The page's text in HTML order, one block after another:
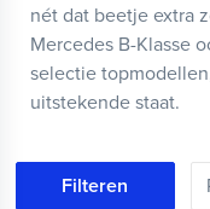
nét dat beetje extra
Mercedes B-Klasse
selectie
uitstekende staat.
Filteren